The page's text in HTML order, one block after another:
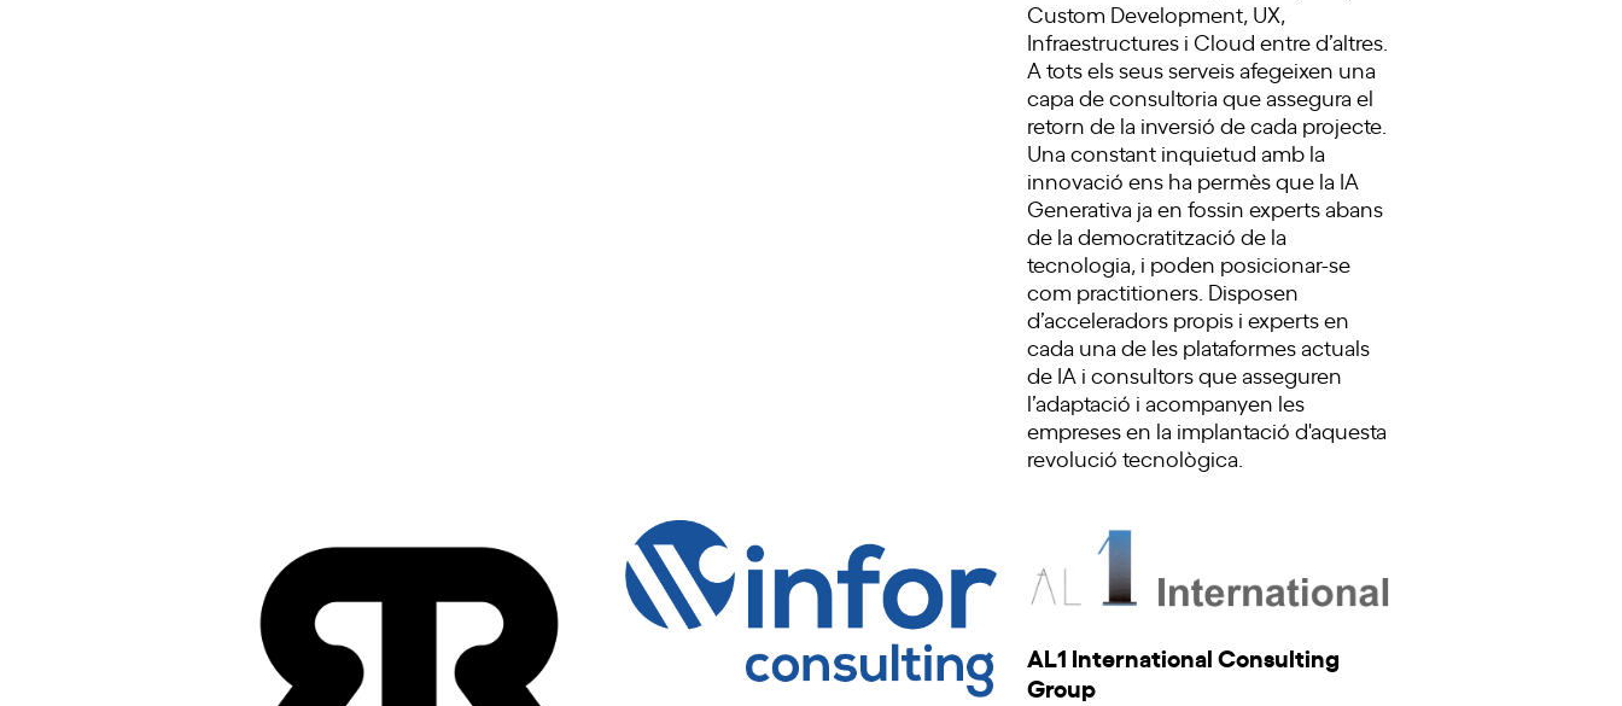
Custom Development, UX,
Infraestructures i Cloud entre d’altres.
A tots els seus serveis afegeixen una
capa de consultoria que assegura el
retorn de la inversió de cada projecte.
Una constant inquietud amb la
innovació ens ha permès que la IA
Generativa ja en fossin experts abans
de la democratització de la
tecnologia, i poden posicionar-se
com practitioners. Disposen
d’acceleradors propis i experts en
cada una de les plataformes actuals
de IA i consultors que asseguren
l’adaptació i acompanyen les
empreses en la implantació d'aquesta
revolució tecnològica.
AL1 International Consulting
Group